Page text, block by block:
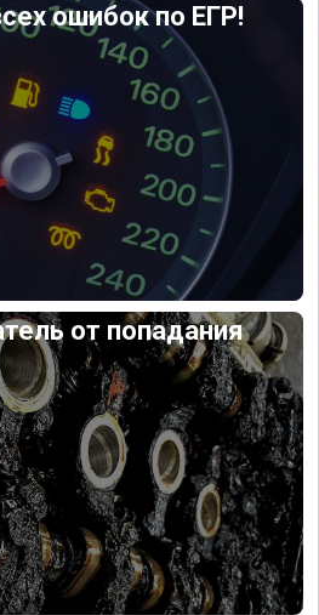
ошибок по ЕГР!
от попадания